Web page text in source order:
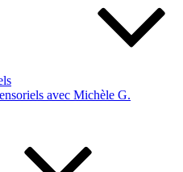
avec Michèle G.